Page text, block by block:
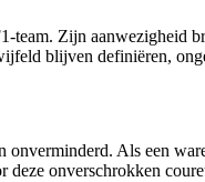
team. Zijn aanwezigheid
blijven definiëren,
Als een
onverschrokken